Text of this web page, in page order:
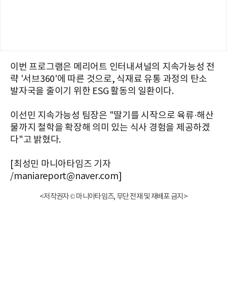
이번 프로그램은 메리어트 인터내셔널의 지속가능성 전
략 '서브360'에 따른 것으로, 식재료 유통 과정의 탄소
발자국을 줄이기 위한 ESG 활동의 일환이다.
이선민 지속가능성 팀장은 "딸기를 시작으로 육류·해산
물까지 철학을 확장해 의미 있는 식사 경험을 제공하겠
다"고 밝혔다.
[최성민 마니아타임즈 기자
/maniareport@naver.com]
<저작권자 © 마니아타임즈, 무단 전재 및 재배포 금지>